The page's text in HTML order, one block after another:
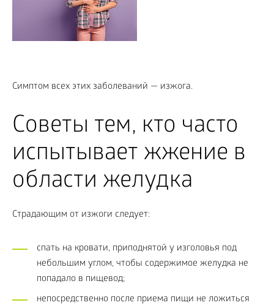
Симптом всех этих заболеваний — изжога.
Советы тем, кто часто
испытывает жжение в
области желудка
Страдающим от изжоги следует:
спать на кровати, приподнятой у изголовья под
небольшим углом, чтобы содержимое желудка не
попадало в пищевод;
непосредственно после приема пищи не ложиться